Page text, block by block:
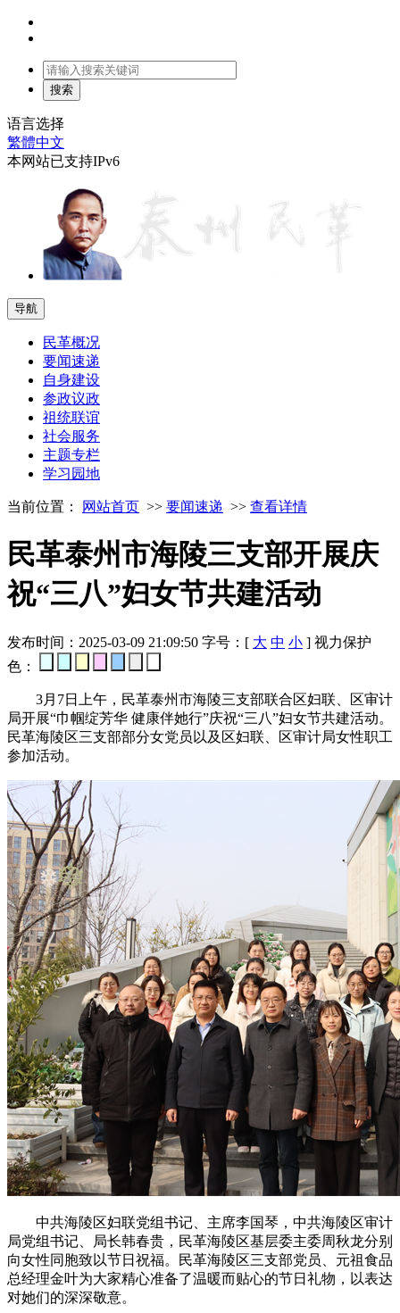
语言选择
繁體中文
本网站已支持IPv6
导航
民革概况
要闻速递
自身建设
参政议政
祖统联谊
社会服务
主题专栏
学习园地
当前位置： 网站首页 >> 要闻速递 >> 查看详情
民革泰州市海陵三支部开展庆
祝“三八”妇女节共建活动
发布时间：2025-03-09 21:09:50 字号：[ 大 中 小 ] 视力保护
色：
3月7日上午，民革泰州市海陵三支部联合区妇联、区审计
局开展“巾帼绽芳华 健康伴她行”庆祝“三八”妇女节共建活动。
民革海陵区三支部部分女党员以及区妇联、区审计局女性职工
参加活动。
中共海陵区妇联党组书记、主席李国琴，中共海陵区审计
局党组书记、局长韩春贵，民革海陵区基层委主委周秋龙分别
向女性同胞致以节日祝福。民革海陵区三支部党员、元祖食品
总经理金叶为大家精心准备了温暖而贴心的节日礼物，以表达
对她们的深深敬意。